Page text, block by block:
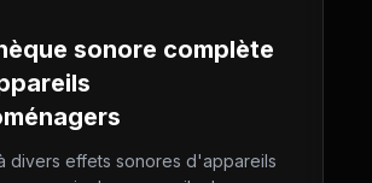
sonore complète
divers effets sonores d'appareils